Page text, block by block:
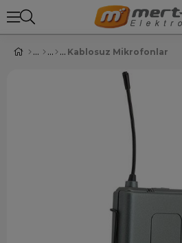
Kablosuz Mikrofonlar